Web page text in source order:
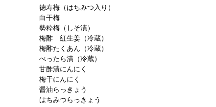
徳寿梅（はちみつ入り）
白干梅
勢粋梅（しそ漬）
梅酢 紅生姜（冷蔵）
梅酢たくあん（冷蔵）
べったら漬（冷蔵）
甘酢漬にんにく
梅干にんにく
醤油らっきょう
はちみつらっきょう